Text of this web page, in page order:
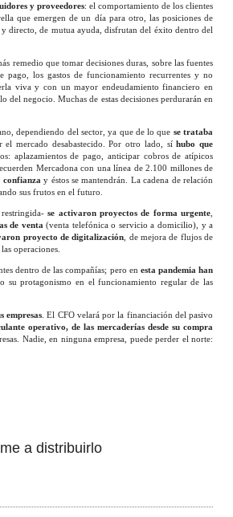
y proveedores: el comportamiento de los clientes
que emergen de un día para otro, las posiciones de
directo, de mutua ayuda, disfrutan del éxito dentro del
remedio que tomar decisiones duras, sobre las fuentes
pago, los gastos de funcionamiento recurrentes y no
viva y con un mayor endeudamiento financiero en
negocio. Muchas de estas decisiones perdurarán en
dependiendo del sector, ya que de lo que se trataba
mercado desabastecido. Por otro lado, síhubo que
aplazamientos de pago, anticipar cobros de atípicos
Mercadona con una línea de 2.100 millones de
confianza y éstos se mantendrán. La cadena de relación
sus frutos en el futuro.
restringida-se activaron proyectos de forma urgente
de venta (venta telefónica o servicio a domicilio), y a
proyecto de digitalización , de mejora de flujos de
operaciones.
dentro de las compañías; pero en esta pandemia han
su protagonismo en el funcionamiento regular de las
empresas . El CFO velará por la financiación del pasivo
operativo, de las mercaderías desde su compra
Nadie, en ninguna empresa, puede perder el norte:
a distribuirlo